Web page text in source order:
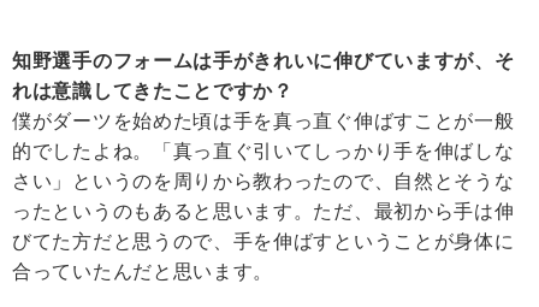
知野選手のフォームは手がきれいに伸びていますが、そ
れは意識してきたことですか？
僕がダーツを始めた頃は手を真っ直ぐ伸ばすことが一般
的でしたよね。「真っ直ぐ引いてしっかり手を伸ばしな
さい」というのを周りから教わったので、自然とそうな
ったというのもあると思います。ただ、最初から手は伸
びてた方だと思うので、手を伸ばすということが身体に
合っていたんだと思います。